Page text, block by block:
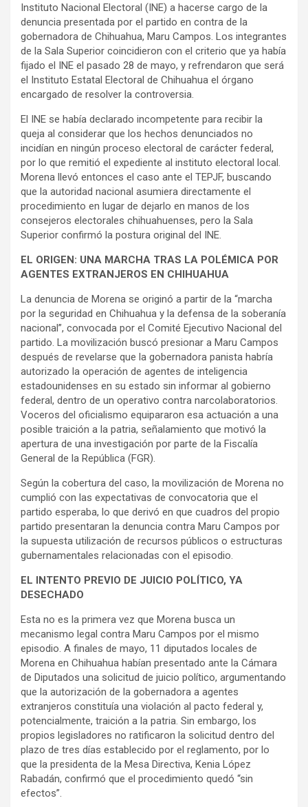
Instituto Nacional Electoral (INE) a hacerse cargo de la
denuncia presentada por el partido en contra de la
gobernadora de Chihuahua, Maru Campos. Los integrantes
de la Sala Superior coincidieron con el criterio que ya había
fijado el INE el pasado 28 de mayo, y refrendaron que será
el Instituto Estatal Electoral de Chihuahua el órgano
encargado de resolver la controversia.
El INE se había declarado incompetente para recibir la
queja al considerar que los hechos denunciados no
incidían en ningún proceso electoral de carácter federal,
por lo que remitió el expediente al instituto electoral local.
Morena llevó entonces el caso ante el TEPJF, buscando
que la autoridad nacional asumiera directamente el
procedimiento en lugar de dejarlo en manos de los
consejeros electorales chihuahuenses, pero la Sala
Superior confirmó la postura original del INE.
EL ORIGEN: UNA MARCHA TRAS LA POLÉMICA POR
AGENTES EXTRANJEROS EN CHIHUAHUA
La denuncia de Morena se originó a partir de la “marcha
por la seguridad en Chihuahua y la defensa de la soberanía
nacional”, convocada por el Comité Ejecutivo Nacional del
partido. La movilización buscó presionar a Maru Campos
después de revelarse que la gobernadora panista habría
autorizado la operación de agentes de inteligencia
estadounidenses en su estado sin informar al gobierno
federal, dentro de un operativo contra narcolaboratorios.
Voceros del oficialismo equipararon esa actuación a una
posible traición a la patria, señalamiento que motivó la
apertura de una investigación por parte de la Fiscalía
General de la República (FGR).
Según la cobertura del caso, la movilización de Morena no
cumplió con las expectativas de convocatoria que el
partido esperaba, lo que derivó en que cuadros del propio
partido presentaran la denuncia contra Maru Campos por
la supuesta utilización de recursos públicos o estructuras
gubernamentales relacionadas con el episodio.
EL INTENTO PREVIO DE JUICIO POLÍTICO, YA
DESECHADO
Esta no es la primera vez que Morena busca un
mecanismo legal contra Maru Campos por el mismo
episodio. A finales de mayo, 11 diputados locales de
Morena en Chihuahua habían presentado ante la Cámara
de Diputados una solicitud de juicio político, argumentando
que la autorización de la gobernadora a agentes
extranjeros constituía una violación al pacto federal y,
potencialmente, traición a la patria. Sin embargo, los
propios legisladores no ratificaron la solicitud dentro del
plazo de tres días establecido por el reglamento, por lo
que la presidenta de la Mesa Directiva, Kenia López
Rabadán, confirmó que el procedimiento quedó “sin
efectos”.